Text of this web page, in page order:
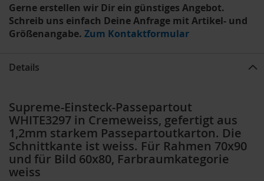
Gerne erstellen wir Dir ein günstiges Angebot.
Schreib uns einfach Deine Anfrage mit Artikel- und
Größenangabe. Zum Kontaktformular
Details
Supreme-Einsteck-Passepartout
WHITE3297 in Cremeweiss, gefertigt aus
1,2mm starkem Passepartoutkarton. Die
Schnittkante ist weiss. Für Rahmen 70x90
und für Bild 60x80, Farbraumkategorie
weiss